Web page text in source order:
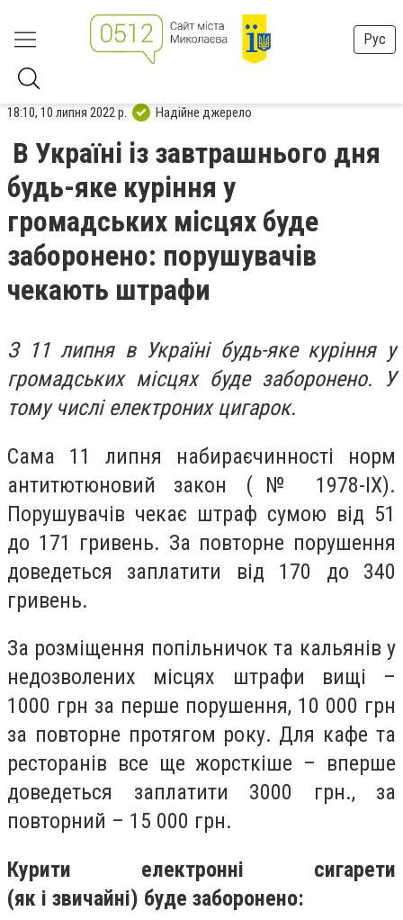
Рус
18:10, 10 липня 2022 р. Надійне джерело
В Україні із завтрашнього дня
будь-яке куріння у
громадських місцях буде
заборонено: порушувачів
чекають штрафи
З 11 липня в Україні будь-яке куріння у
громадських місцях буде заборонено. У
тому числі електроних цигарок.
Сама 11 липня набираєчинності норм
антитютюновий закон (№ 1978-ІХ).
Порушувачів чекає штраф сумою від 51
до 171 гривень. За повторне порушення
доведеться заплатити від 170 до 340
гривень.
За розміщення попільничок та кальянів у
недозволених місцях штрафи вищі –
1000 грн за перше порушення, 10 000 грн
за повторне протягом року. Для кафе та
ресторанів все ще жорсткіше – вперше
доведеться заплатити 3000 грн., за
повторний – 15 000 грн.
Курити електронні сигарети
(як і звичайні) буде заборонено: